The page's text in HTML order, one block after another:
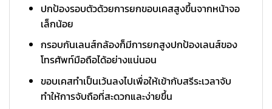
ปกป้องรอบตัวด้วยการยกขอบเคสสูงขึ้นจากหน้าจอ
เล็กน้อย
กรอบกันเลนส์กล้องก็มีการยกสูงปกป้องเลนส์ของ
โทรศัพท์มือถือได้อย่างแน่นอน
ขอบเคสทำเป็นเว้นลงไปเพื่อให้เข้ากับสรีระเวลาจับ
ทำให้การจับถือที่สะดวกและง่ายขึ้น